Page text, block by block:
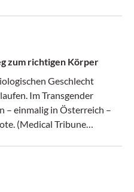
zum richtigen Körper
Geschlecht
Im Transgender
– einmalig in Österreich –
(Medical Tribune